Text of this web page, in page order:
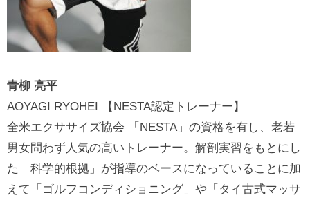
青柳 亮平
AOYAGI RYOHEI 【NESTA認定トレーナー】
全米エクササイズ協会 「NESTA」の資格を有し、老若
男女問わず人気の高いトレーナー。解剖実習をもとにし
た「科学的根拠」が指導のベースになっていることに加
えて「ゴルフコンディショニング」や「タイ古式マッサ